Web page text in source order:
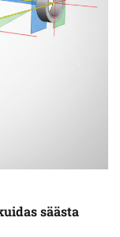
säästa